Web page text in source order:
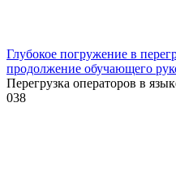
Глубокое погружение в
продолжение обучающего
Перегрузка операторов в
038